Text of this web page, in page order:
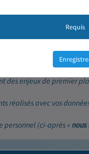
des enjeux de premier
réalisés avec vos
personnel (ci-après « nous
Requis